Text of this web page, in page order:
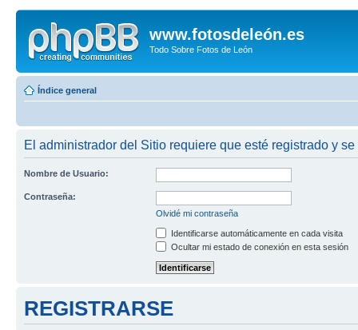
www.fotosdeleón.es
Todo Sobre Fotos de León
Índice general
El administrador del Sitio requiere que esté registrado y
Nombre de Usuario:
Contraseña:
Olvidé mi contraseña
Identificarse automáticamente en cada visita
Ocultar mi estado de conexión en esta sesión
REGISTRARSE